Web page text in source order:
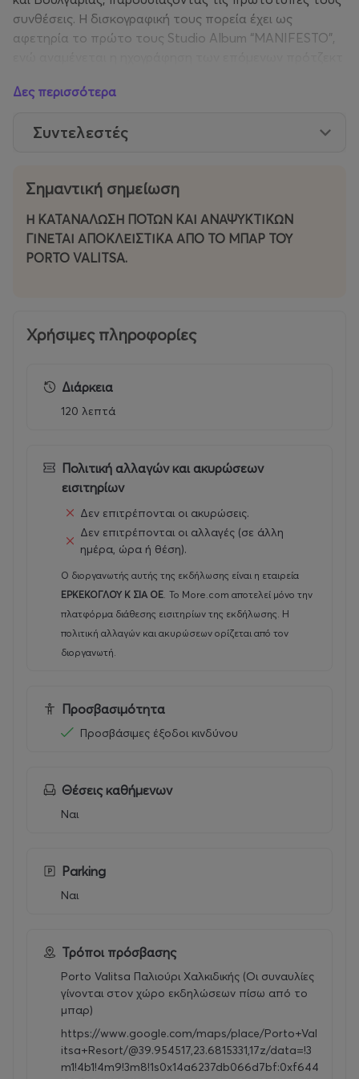
συνθέσεις. Η δισκογραφική τους πορεία έχει ως
αφετηρία το πρώτο τους Studio Album “MANIFESTO”,
Ανδρέας Παπακωνσταντίνου - Ηλεκτρική κιθάρα
Νικόλας Γέρσος - Μπάσο
Γιάννης Παπαγεωργίου - Τύμπανα
Δες περισσότερα
Συντελεστές
Σημαντική σημείωση
Η ΚΑΤΑΝΑΛΩΣΗ ΠΟΤΩΝ ΚΑΙ ΑΝΑΨΥΚΤΙΚΩΝ
ΓΙΝΕΤΑΙ ΑΠΟΚΛΕΙΣΤΙΚΑ ΑΠΟ ΤΟ ΜΠΑΡ ΤΟΥ
PORTO VALITSA.
Χρήσιμες πληροφορίες
Διάρκεια
120 λεπτά
Πολιτική αλλαγών και ακυρώσεων
εισιτηρίων
Δεν επιτρέπονται οι ακυρώσεις.
Δεν επιτρέπονται οι αλλαγές (σε άλλη
ημέρα, ώρα ή θέση).
Ο διοργανωτής αυτής της εκδήλωσης είναι η εταιρεία
ΕΡΚΕΚΟΓΛΟΥ Κ ΣΙΑ ΟΕ. Το More.com αποτελεί μόνο την
πλατφόρμα διάθεσης εισιτηρίων της εκδήλωσης. Η
πολιτική αλλαγών και ακυρώσεων ορίζεται από τον
διοργανωτή.
Προσβασιμότητα
Προσβάσιμες έξοδοι κινδύνου
Θέσεις καθήμενων
Ναι
Parking
Ναι
Τρόποι πρόσβασης
Porto Valitsa Παλιούρι Χαλκιδικής (Οι συναυλίες
γίνονται στον χώρο εκδηλώσεων πίσω από το
μπαρ)
https://www.google.com/maps/place/Porto+Val
itsa+Resort/@39.954517,23.6815331,17z/data=!3
m1!4b1!4m9!3m8!1s0x14a6237db066d7bf:0xf644